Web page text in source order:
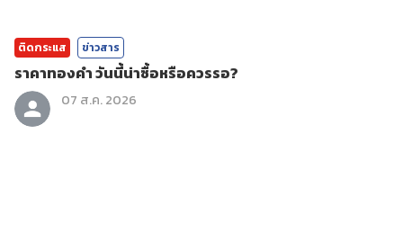
ติดกระแส ข่าวสาร
ราคาทองคํา วันนี้น่าซื้อหรือควรรอ?
07 ส.ค. 2026